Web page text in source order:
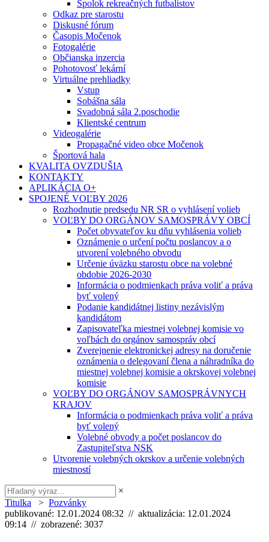
Spolok rekreačných futbalistov
Odkaz pre starostu
Diskusné fórum
Časopis Močenok
Fotogalérie
Občianska inzercia
Pohotovosť lekární
Virtuálne prehliadky
Vstup
Sobášna sála
Svadobná sála 2.poschodie
Klientské centrum
Videogalérie
Propagačné video obce Močenok
Športová hala
KVALITA OVZDUŠIA
KONTAKTY
APLIKÁCIA O+
SPOJENÉ VOĽBY 2026
Rozhodnutie predsedu NR SR o vyhlásení volieb
VOĽBY DO ORGÁNOV SAMOSPRÁVY OBCÍ
Počet obyvateľov ku dňu vyhlásenia volieb
Oznámenie o určení počtu poslancov a o
utvorení volebného obvodu
Určenie úväzku starostu obce na volebné
obdobie 2026-2030
Informácia o podmienkach práva voliť a práva
byť volený
Podanie kandidátnej listiny nezávislým
kandidátom
Zapisovateľka miestnej volebnej komisie vo
voľbách do orgánov samospráv obcí
Zverejnenie elektronickej adresy na doručenie
oznámenia o delegovaní člena a náhradníka do
miestnej volebnej komisie a okrskovej volebnej
komisie
VOĽBY DO ORGÁNOV SAMOSPRÁVNYCH
KRAJOV
Informácia o podmienkach práva voliť a práva
byť volený
Volebné obvody a počet poslancov do
Zastupiteľstva NSK
Utvorenie volebných okrskov a určenie volebných
miestností
×
Titulka > Pozvánky
publikované: 12.01.2024 08:32 // aktualizácia: 12.01.2024
09:14 // zobrazené: 3037